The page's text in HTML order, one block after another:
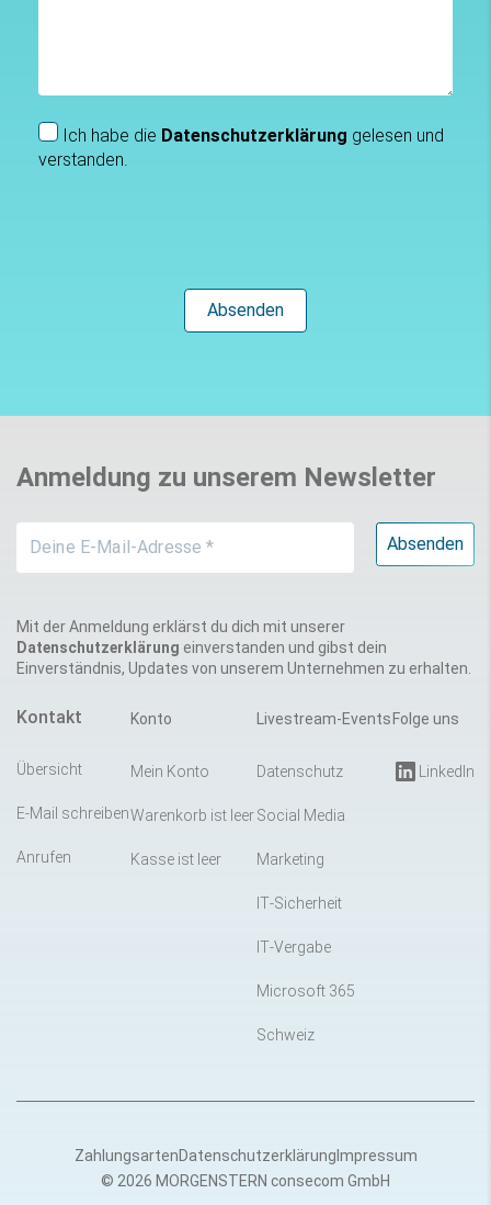
Ich habe die Datenschutzerklärung gelesen und
verstanden.
Anmeldung zu unserem Newsletter
Mit der Anmeldung erklärst du dich mit unserer
Datenschutzerklärung einverstanden und gibst dein
Einverständnis, Updates von unserem Unternehmen zu erhalten.
Kontakt
Übersicht
E-Mail schreiben
Anrufen
Konto
Mein Konto
Warenkorb ist leer
Kasse ist leer
Livestream-Events
Datenschutz
Social Media
Marketing
IT-Sicherheit
IT-Vergabe
Microsoft 365
Schweiz
Folge uns
LinkedIn
© 2026 MORGENSTERN consecom GmbH
ZahlungsartenDatenschutzerklärung Impressum